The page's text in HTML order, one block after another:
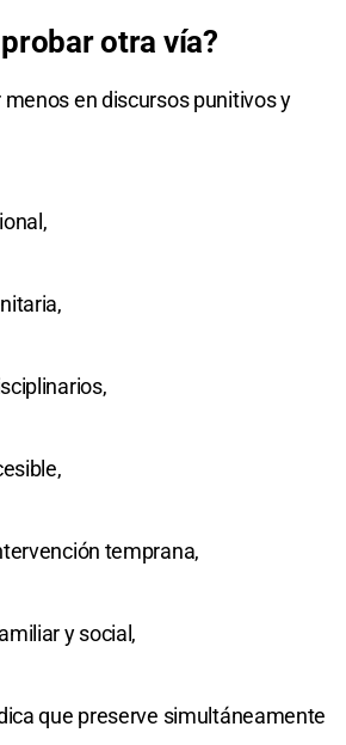
otra vía?
en discursos punitivos y
temprana,
y social,
que preserve simultáneamente